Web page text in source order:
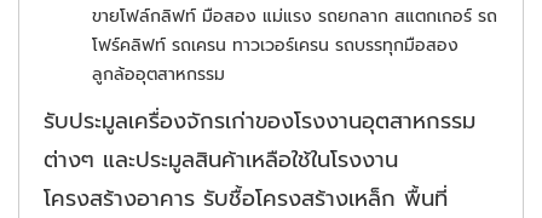
ขายโฟล์กลิฟท์ มือสอง แม่แรง รถยกลาก สแตกเกอร์ รถ
โฟร์คลิฟท์ รถเครน ทาวเวอร์เครน รถบรรทุกมือสอง
ลูกล้ออุตสาหกรรม
รับประมูลเครื่องจักรเก่าของโรงงานอุตสาหกรรม
ต่างๆ และประมูลสินค้าเหลือใช้ในโรงงาน
โครงสร้างอาคาร รับชื้อโครงสร้างเหล็ก พื้นที่